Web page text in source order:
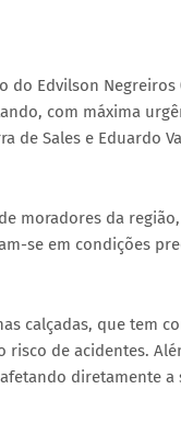
do Edvilson
com máxima
de Sales e Eduardo
moradores da
se em condições
calçadas, que tem
de acidentes.
diretamente